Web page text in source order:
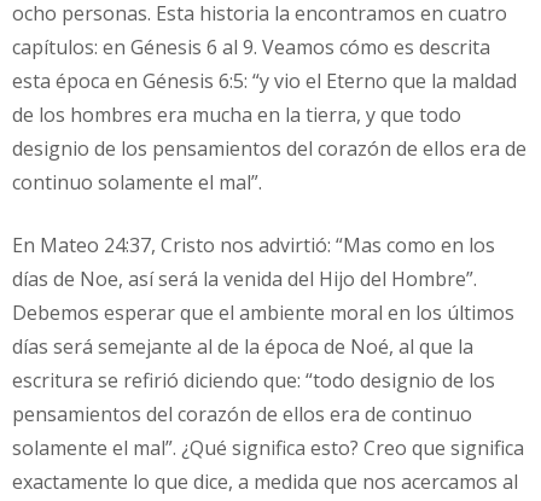
ocho personas. Esta historia la encontramos en cuatro
capítulos: en Génesis 6 al 9. Veamos cómo es descrita
esta época en Génesis 6:5: “y vio el Eterno que la maldad
de los hombres era mucha en la tierra, y que todo
designio de los pensamientos del corazón de ellos era de
continuo solamente el mal”.
En Mateo 24:37, Cristo nos advirtió: “Mas como en los
días de Noe, así será la venida del Hijo del Hombre”.
Debemos esperar que el ambiente moral en los últimos
días será semejante al de la época de Noé, al que la
escritura se refirió diciendo que: “todo designio de los
pensamientos del corazón de ellos era de continuo
solamente el mal”. ¿Qué significa esto? Creo que significa
exactamente lo que dice, a medida que nos acercamos al